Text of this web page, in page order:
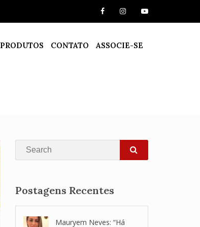
PRODUTOS CONTATO ASSOCIE-SE
Search
SEARCH
Postagens Recentes
Mauryem Neves: “Há